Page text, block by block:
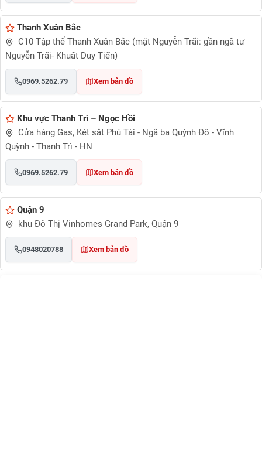
Thanh Xuân Bắc
C10 Tập thể Thanh Xuân Bắc (mặt Nguyễn Trãi: gần ngã tư
Nguyễn Trãi- Khuất Duy Tiến)
0969.5262.79 Xem bản đồ
Khu vực Thanh Trì – Ngọc Hồi
Cửa hàng Gas, Két sắt Phú Tài - Ngã ba Quỳnh Đô - Vĩnh
Quỳnh - Thanh Trì - HN
0969.5262.79 Xem bản đồ
Quận 9
khu Đô Thị Vinhomes Grand Park, Quận 9
0948020788 Xem bản đồ